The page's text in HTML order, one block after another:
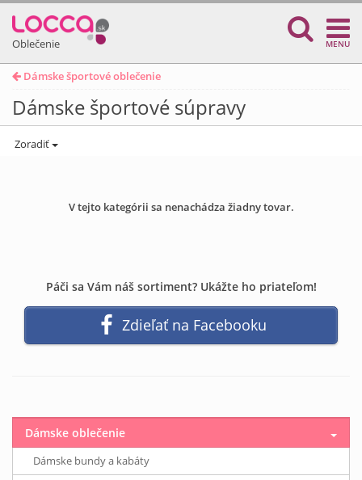
Oblečenie MENU
Dámske športové oblečenie
Dámske športové súpravy
Zoradiť
V tejto kategórii sa nenachádza žiadny tovar.
Páči sa Vám náš sortiment? Ukážte ho priateľom!
Zdieľať na Facebooku
Dámske oblečenie
Dámske bundy a kabáty